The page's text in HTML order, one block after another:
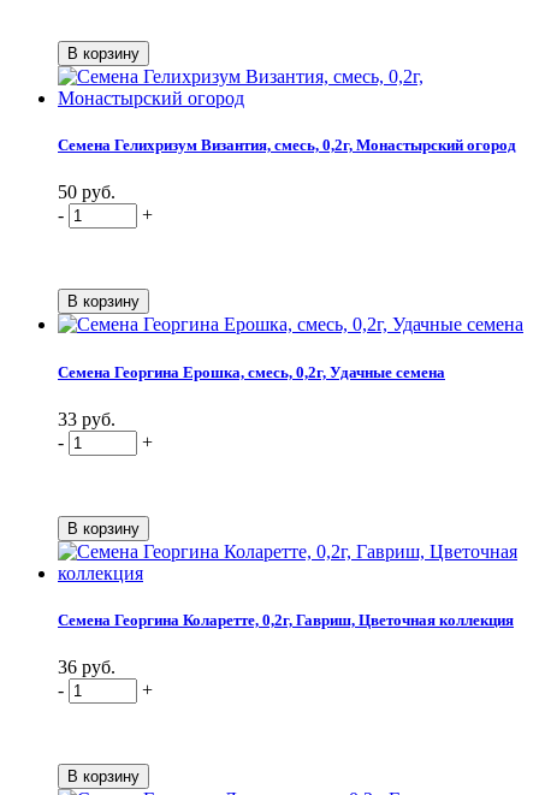
Семена Гелихризум Византия, смесь, 0,2г, Монастырский огород
50 руб.
-
+
Семена Георгина Ерошка, смесь, 0,2г, Удачные семена
33 руб.
-
+
Семена Георгина Коларетте, 0,2г, Гавриш, Цветочная коллекция
36 руб.
-
+